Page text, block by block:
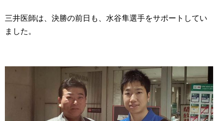
三井医師は、決勝の前日も、水谷隼選手をサポートしてい
ました。